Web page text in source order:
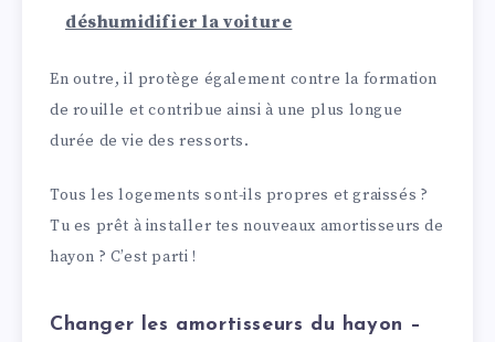
déshumidifier la voiture
En outre, il protège également contre la formation
de rouille et contribue ainsi à une plus longue
durée de vie des ressorts.
Tous les logements sont-ils propres et graissés ?
Tu es prêt à installer tes nouveaux amortisseurs de
hayon ? C’est parti !
Changer les amortisseurs du hayon –